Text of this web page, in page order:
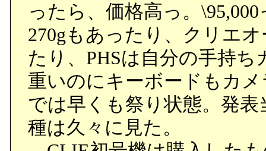
ったら、価格高っ。
270gもあったり、クリエ
たり、PHSは自分の手持
重いのにキーボードもカ
では早くも祭り状態。発
種は久々に見た。